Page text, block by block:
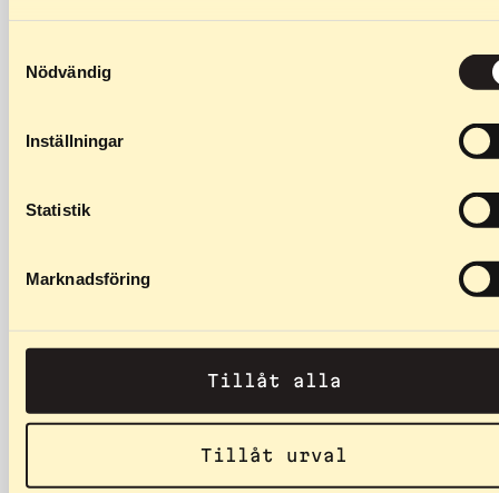
Nödvändig
Inställningar
Statistik
Marknadsföring
Tillåt alla
Tillåt urval
229kr–259kr
Asis, kas der Classic Team,